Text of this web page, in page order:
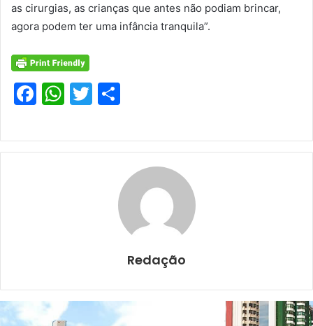
as cirurgias, as crianças que antes não podiam brincar,
agora podem ter uma infância tranquila”.
F
c
e
W
at
s
T
itt
er
ar
e
Redação